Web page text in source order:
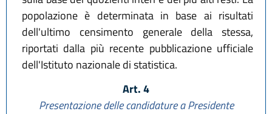
popolazione è determinata in base ai risultati
dell'ultimo censimento generale della stessa,
riportati dalla più recente pubblicazione ufficiale
dell'Istituto nazionale di statistica.
Art. 4
Presentazione delle candidature a Presidente